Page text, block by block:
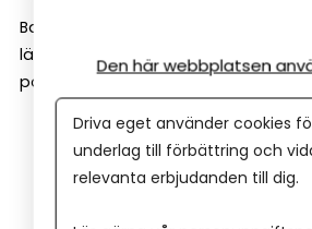
Banker tittar ofta mycket på
lägger däremot ofta lika stor vikt
potential. De tittar till exempel på:
affärsmodell
marknad
Den här webbplatsen
Driva eget använder cookies
underlag till förbättring och
relevanta erbjudanden till dig.